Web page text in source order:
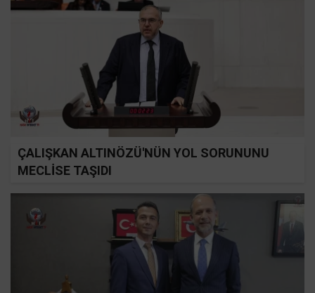
ÇALIŞKAN ALTINÖZÜ'NÜN YOL SORUNUNU
MECLİSE TAŞIDI